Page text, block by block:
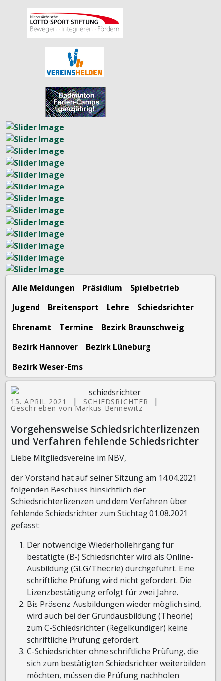
Alle Meldungen Präsidium
Spielbetrieb
Jugend
Breitensport Lehre
Schiedsrichter
Ehrenamt
Termine
Bezirk Braunschweig
Bezirk Hannover
Bezirk Lüneburg
Bezirk Weser-Ems
15. APRIL 2021 | SCHIEDSRICHTER |
Geschrieben von Markus Bennewitz
Vorgehensweise Schiedsrichterlizenzen
und Verfahren fehlende Schiedsrichter
Liebe Mitgliedsvereine im NBV,
der Vorstand hat auf seiner Sitzung am 14.04.2021
folgenden Beschluss hinsichtlich der
Schiedsrichterlizenzen und dem Verfahren über
fehlende Schiedsrichter zum Stichtag 01.08.2021
gefasst:
Der notwendige Wiederhollehrgang für
bestätigte (B-) Schiedsrichter wird als Online-
Ausbildung (GLG/Theorie) durchgeführt. Eine
schriftliche Prüfung wird nicht gefordert. Die
Lizenzbestätigung erfolgt für zwei Jahre.
Bis Präsenz-Ausbildungen wieder möglich sind,
wird auch bei der Grundausbildung (Theorie)
zum C-Schiedsrichter (Regelkundiger) keine
schriftliche Prüfung gefordert.
C-Schiedsrichter ohne schriftliche Prüfung, die
sich zum bestätigten Schiedsrichter weiterbilden
möchten, müssen die Prüfung nachholen